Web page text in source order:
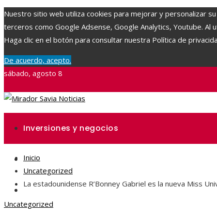
Nuestro sitio web utiliza cookies para mejorar y personalizar
terceros como Google Adsense, Google Analytics, Youtube.
Haga clic en el botón para consultar nuestra Política de
De acuerdo, acepto.
sábado, agosto 8
Inversiones y negocios
Ciencia y tecnología
Responsabilidad social
Inicio
Uncategorized
La estadounidense R’Bonney Gabriel es la nueva Miss
Uncategorized